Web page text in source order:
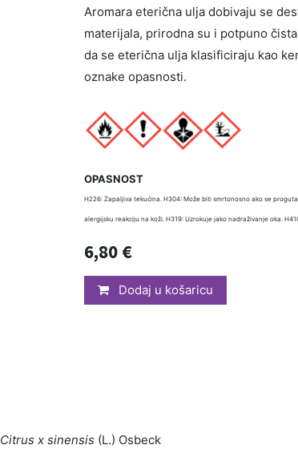
Aromara eterična ulja dobivaju se
materijala, prirodna su i potpuno
da se eterična ulja klasificiraju kao
oznake opasnosti.
OPASNOST
H226: Zapaljiva tekućina. H304: Može biti smrtonosno ako se
alergijsku reakciju na koži. H319: Uzrokuje jako nadraživanje oka.
6,80 €
Dodaj u košaricu
Citrus x sinensis (L.) Osbeck